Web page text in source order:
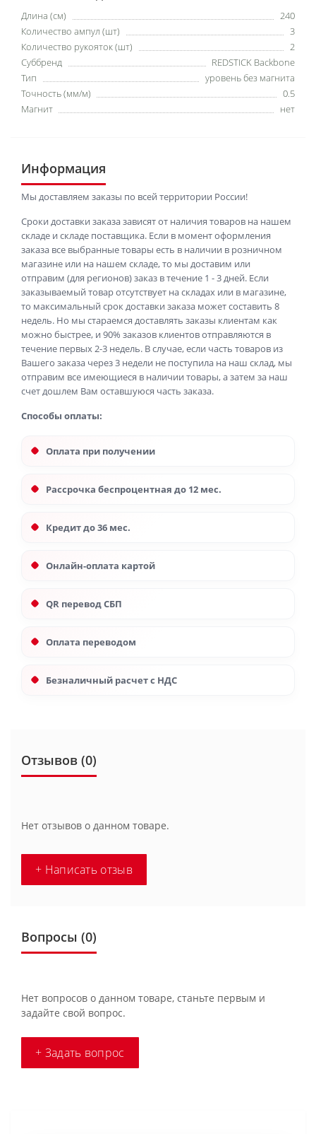
Длина (см)
240
Количество ампул (шт)
3
Количество рукояток (шт)
2
Суббренд
REDSTICK Backbone
Тип
уровень без магнита
Точность (мм/м)
0.5
Магнит
нет
Информация
Мы доставляем заказы по всей территории России!
Сроки доставки заказа зависят от наличия товаров на нашем
складе и складе поставщика. Если в момент оформления
заказа все выбранные товары есть в наличии в розничном
магазине или на нашем складе, то мы доставим или
отправим (для регионов) заказ в течение 1 - 3 дней. Если
заказываемый товар отсутствует на складах или в магазине,
то максимальный срок доставки заказа может составить 8
недель. Но мы стараемся доставлять заказы клиентам как
можно быстрее, и 90% заказов клиентов отправляются в
течение первых 2-3 недель. В случае, если часть товаров из
Вашего заказа через 3 недели не поступила на наш склад, мы
отправим все имеющиеся в наличии товары, а затем за наш
счет дошлем Вам оставшуюся часть заказа.
Способы оплаты:
Оплата при получении
Рассрочка беспроцентная до 12 мес.
Кредит до 36 мес.
Онлайн-оплата картой
QR перевод СБП
Оплата переводом
Безналичный расчет с НДС
Отзывов (0)
Нет отзывов о данном товаре.
+ Написать отзыв
Вопросы (0)
Нет вопросов о данном товаре, станьте первым и
задайте свой вопрос.
+ Задать вопрос